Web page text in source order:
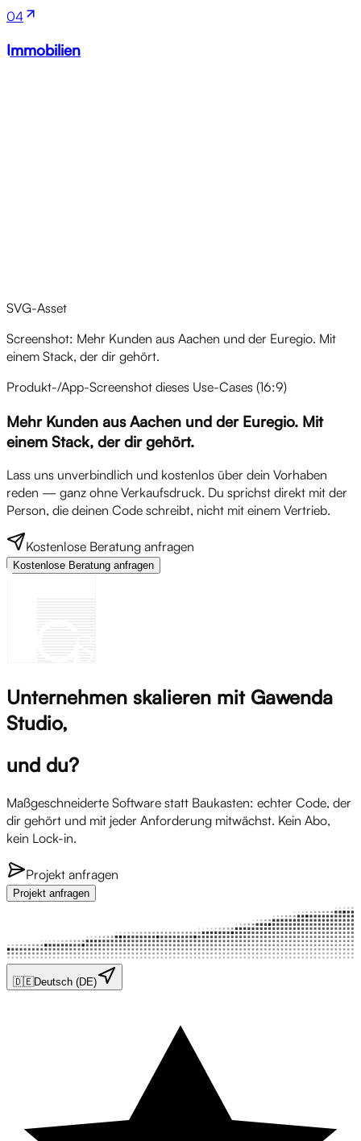
04
Immobilien
SVG-Asset
Screenshot: Mehr Kunden aus Aachen und der Euregio. Mit
einem Stack, der dir gehört.
Produkt-/App-Screenshot dieses Use-Cases (16:9)
Mehr Kunden aus Aachen und der Euregio. Mit
einem Stack, der dir gehört.
Lass uns unverbindlich und kostenlos über dein Vorhaben
reden — ganz ohne Verkaufsdruck. Du sprichst direkt mit der
Person, die deinen Code schreibt, nicht mit einem Vertrieb.
Kostenlose Beratung anfragen
Kostenlose Beratung anfragen
Unternehmen skalieren mit Gawenda
Studio,
und du?
Maßgeschneiderte Software statt Baukasten: echter Code, der
dir gehört und mit jeder Anforderung mitwächst. Kein Abo,
kein Lock-in.
Projekt anfragen
Projekt anfragen
🇩🇪Deutsch (DE)